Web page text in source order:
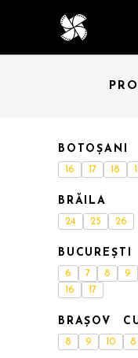
BOTOȘANI
16 17 18
BRĂILA
24 25 26
BUCUREȘTI
6 7 8 9
16
17
BRAȘOV
8 9 10 8